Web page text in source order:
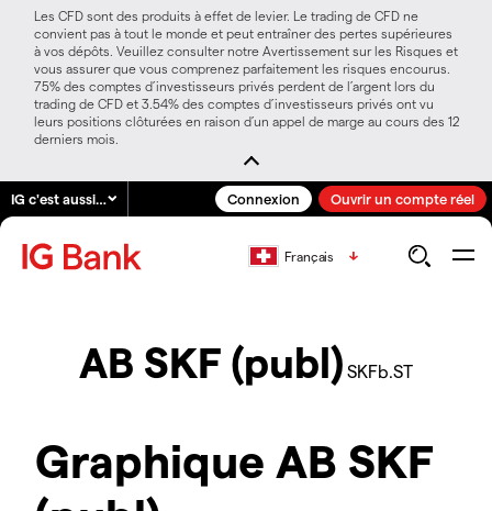
Les CFD sont des produits à effet de levier. Le trading de CFD ne
convient pas à tout le monde et peut entraîner des pertes supérieures
à vos dépôts. Veuillez consulter notre Avertissement sur les Risques et
vous assurer que vous comprenez parfaitement les risques encourus.
75% des comptes d’investisseurs privés perdent de l’argent lors du
trading de CFD et 3.54% des comptes d’investisseurs privés ont vu
leurs positions clôturées en raison d’un appel de marge au cours des 12
derniers mois.
IG c'est aussi… Connexion Ouvrir un compte réel
Français
AB SKF (publ) SKFb.ST
Graphique AB SKF